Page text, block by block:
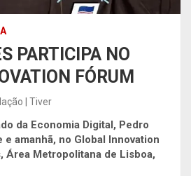
PARTICIPA NO
FÓRUM
| Tiver
da Economia Digital, Pedro
e amanhã, no Global Innovation
Área Metropolitana de Lisboa,